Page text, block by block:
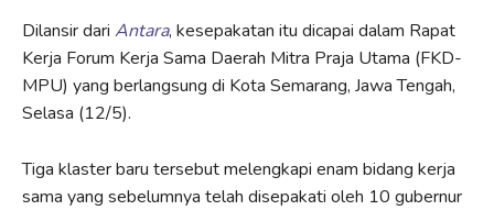
Dilansir dari Antara, kesepakatan itu dicapai dalam Rapat
Kerja Forum Kerja Sama Daerah Mitra Praja Utama (FKD-
MPU) yang berlangsung di Kota Semarang, Jawa Tengah,
Selasa (12/5).
Tiga klaster baru tersebut melengkapi enam bidang kerja
sama yang sebelumnya telah disepakati oleh 10 gubernur